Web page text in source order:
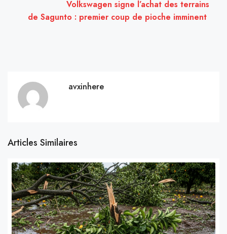
Volkswagen signe l’achat des terrains
de Sagunto : premier coup de pioche imminent
avxinhere
Articles Similaires